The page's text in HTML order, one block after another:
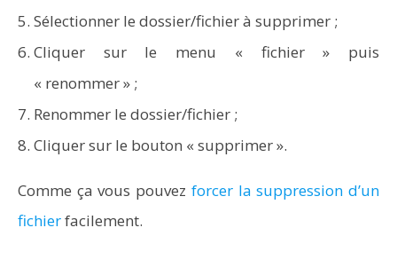
page
Sélectionner le dossier/fichier à supprimer ;
Cliquer sur le menu « fichier » puis
« renommer » ;
Renommer le dossier/fichier ;
Cliquer sur le bouton « supprimer ».
Comme ça vous pouvez forcer la suppression d’un
fichierfacilement.